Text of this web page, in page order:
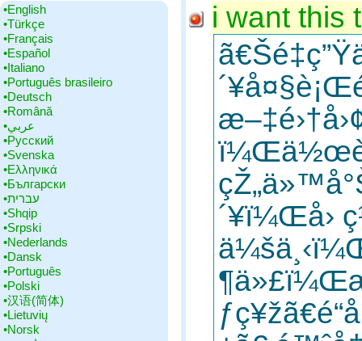
•‎English
•‎Türkçe
•‎Français
•‎Español
•‎Italiano
•‎Português brasileiro
•‎Deutsch
•‎Română
•‎عربي
•‎Русский
•‎Svenska
•‎Ελληνικά
•‎Български
•‎עברית
•‎Shqip
•‎Srpski
•‎Nederlands
•‎Dansk
•‎Português
•‎Polski
•‎汉语(简体)
•‎Lietuvių
•‎Norsk
i want this
´¥ï¼Œå›